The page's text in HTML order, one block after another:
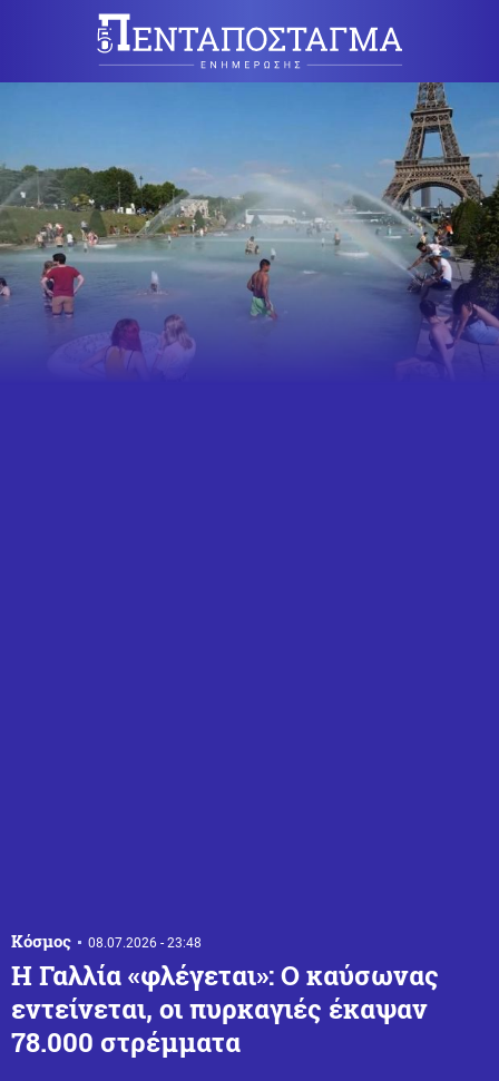
Κόσμος 08.07.2026 - 23:48
Η Γαλλία «φλέγεται»: Ο καύσωνας
εντείνεται, οι πυρκαγιές έκαψαν
78.000 στρέμματα